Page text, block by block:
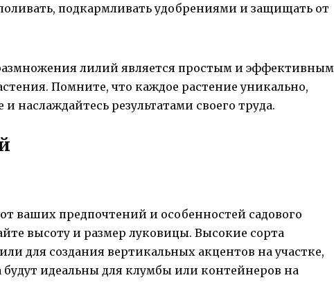
подкармливать удобрениями и защищать от
лилий является простым и эффективным
Помните, что каждое растение уникально,
наслаждайтесь результатами своего труда.
ваших предпочтений и особенностей садового
высоту и размер луковицы. Высокие сорта
для создания вертикальных акцентов на участке,
будут идеальны для клумбы или контейнеров на